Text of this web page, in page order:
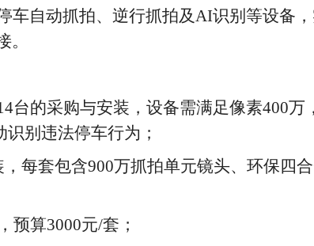
车自动抓拍、逆行抓拍及AI识别 等设备
。
台的采购与安装，设备需满足像素400万
别违法停车行为；
每套包含900万抓拍单元镜头、环保四
预算3000元/套；